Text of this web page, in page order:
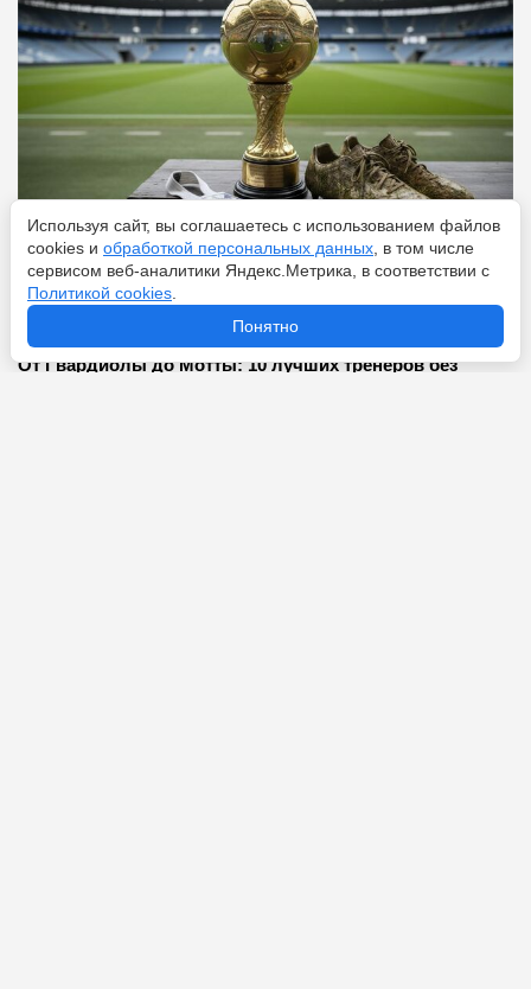
Перейти
От Гвардиолы до Мотты: 10 лучших тренеров без
Используя сайт, вы соглашаетесь с использованием файлов
cookies и обработкой персональных данных , в том числе
сервисом веб-аналитики Яндекс.Метрика, в соответствии с
Политикой cookies
Понятно